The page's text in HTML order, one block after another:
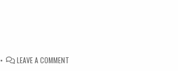
LEAVE A COMMENTON